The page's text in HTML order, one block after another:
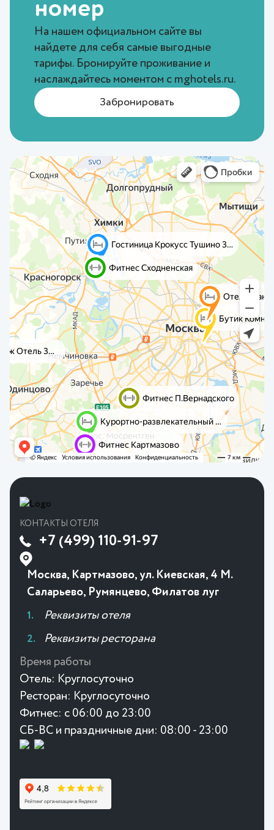
номер
На нашем официальном сайте вы
найдете для себя самые выгодные
тарифы. Бронируйте проживание и
наслаждайтесь моментом с mghotels.ru.
Забронировать
КОНТАКТЫ ОТЕЛЯ
+7 (499) 110-91-97
Москва, Картмазово, ул. Киевская, 4 М.
Саларьево, Румянцево, Филатов луг
Реквизиты отеля
Реквизиты ресторана
Время работы
Отель: Круглосуточно
Ресторан: Круглосуточно
Фитнес: с 06:00 до 23:00
СБ-ВС и праздничные дни: 08:00 - 23:00